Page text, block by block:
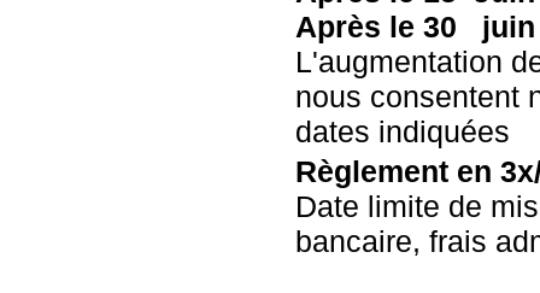
Après le 30
L'augmentation
nous consentent
dates indiquées
Règlement en
Date limite de
bancaire, frais